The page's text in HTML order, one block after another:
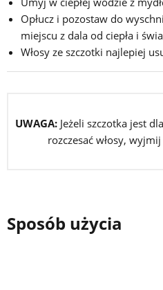
Opłucz i pozostaw do
miejscu z dala od ciepła i
Włosy ze szczotki najlepiej
UWAGA: Jeżeli szczotka jest
rozczesać włosy,
Sposób użycia